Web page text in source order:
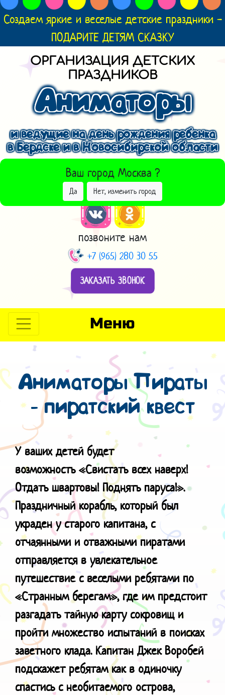
Создаем яркие и веселые детские праздники -
ПОДАРИТЕ ДЕТЯМ СКАЗКУ
ОРГАНИЗАЦИЯ ДЕТСКИХ
ПРАЗДНИКОВ
Аниматоры
и ведущие на день рождения ребенка
в Бердске и в Новосибирской области
Ваш город Москва ?
Да Нет, изменить город
ВЫБРАТЬ ДРУГОЙ ГОРОД
позвоните нам
+7 (965) 280 30 55
ЗАКАЗАТЬ ЗВОНОК
Меню
Аниматоры Пираты
- пиратский квест
У ваших детей будет
возможность «Свистать всех наверх!
Отдать швартовы! Поднять паруса!».
Праздничный корабль, который был
украден у старого капитана, с
отчаянными и отважными пиратами
отправляется в увлекательное
путешествие с веселыми ребятами по
«Странным берегам», где им предстоит
разгадать тайную карту сокровищ и
пройти множество испытаний в поисках
заветного клада. Капитан Джек Воробей
подскажет ребятам как в одиночку
спастись с необитаемого острова,